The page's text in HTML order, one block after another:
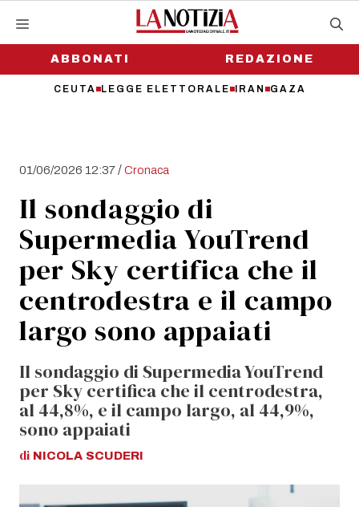
contenutoABBONATI
CEUTA LEGGE ELETTORALE IRAN GAZA
REDAZIONE
01/06/2026 12:37/Cronaca
Il sondaggio di
Supermedia YouTrend
per Sky certifica che il
centrodestra e il campo
largo sono appaiati
Il sondaggio di Supermedia YouTrend
per Sky certifica che il centrodestra,
al 44,8%, e il campo largo, al 44,9%,
sono appaiati
di NICOLA SCUDERI